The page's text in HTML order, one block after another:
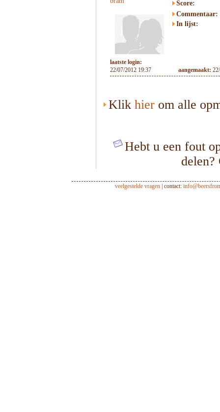
Score:
Commentaar:
In lijst:
laatste login:
22/07/2012 19:37
aangemaakt:
Klik hier om alle
Hebt u een fout
veelgestelde vragen| contact: